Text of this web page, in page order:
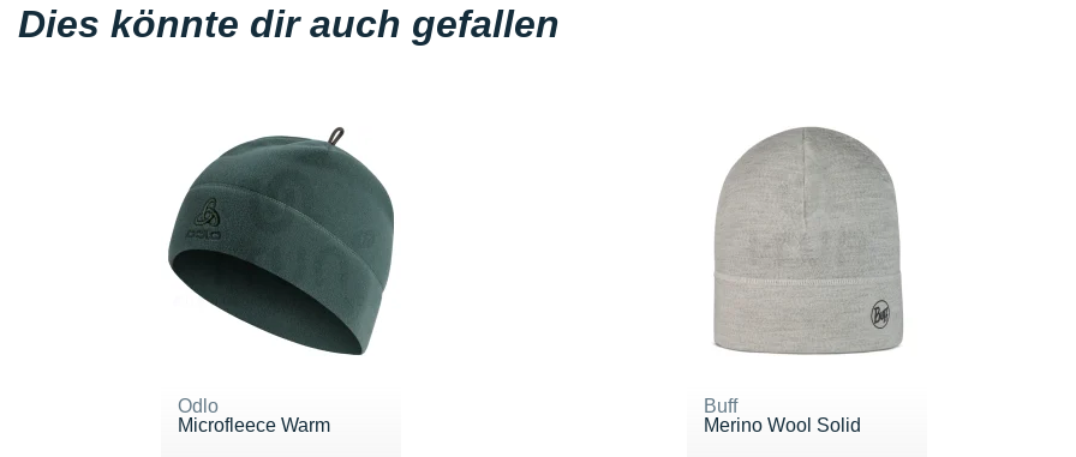
Dies könnte dir auch gefallen
Odlo
Microfleece Warm
Buff
Merino Wool Solid